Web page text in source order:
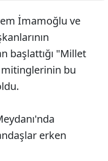
İmamoğlu ve
başlattığı "Millet
mitinglerinin bu
erken